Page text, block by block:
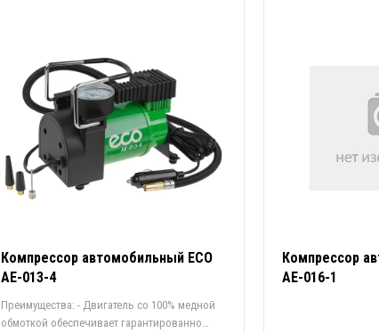
Компрессор автомобильный ECO
AE-013-4
Преимущества: - Двигатель со 100% медной
обмоткой обеспечивает гарантированно
Компрессор
АЕ-016-1